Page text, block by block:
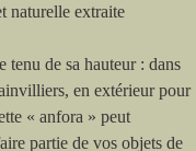
naturelle extraite
tenu de sa hauteur : dans
en extérieur pour
« anfora » peut
partie de vos objets de